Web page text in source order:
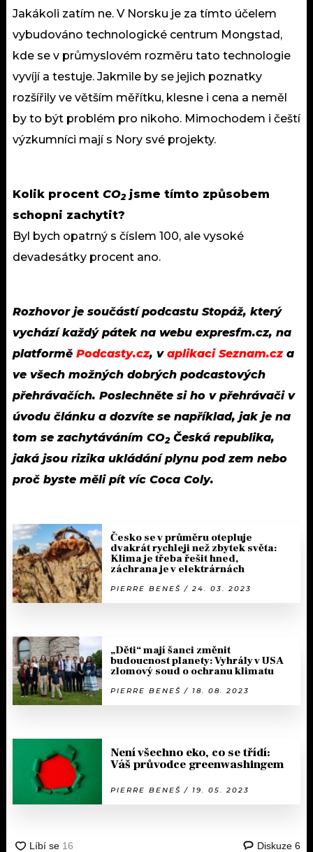
Jakákoli zatím ne. V Norsku je za tímto účelem
vybudováno technologické centrum Mongstad,
kde se v průmyslovém rozměru tato technologie
vyvíjí a testuje. Jakmile by se jejich poznatky
rozšířily ve větším měřítku, klesne i cena a neměl
by to být problém pro nikoho. Mimochodem i čeští
výzkumníci mají s Nory své projekty.
Kolik procent CO2jsme tímto způsobem
schopni zachytit?
Byl bych opatrný s číslem 100, ale vysoké
devadesátky procent ano.
Rozhovor je součástí podcastu Stopáž, který
vychází každý pátek na webu expresfm.cz, na
platformě Podcasty.cz, v aplikaci Seznam.cza
ve všech možných dobrých podcastových
přehrávačích. Poslechněte si ho v přehrávači v
úvodu článku a dozvíte se například, jak je na
tom se zachytáváním CO2Česká republika,
jaká jsou rizika ukládání plynu pod zem nebo
proč byste měli pít víc Coca Coly.
Česko se v průměru otepluje
dvakrát rychleji než zbytek světa:
Klima je třeba řešit hned,
záchrana je v elektrárnách
PIERRE BENEŠ / 24. 03. 2023
„Děti“ mají šanci změnit
budoucnost planety: Vyhrály v USA
zlomový soud o ochranu klimatu
PIERRE BENEŠ / 18. 08. 2023
Není všechno eko, co se třídí:
Váš průvodce greenwashingem
PIERRE BENEŠ / 19. 05. 2023
Diskuze 6